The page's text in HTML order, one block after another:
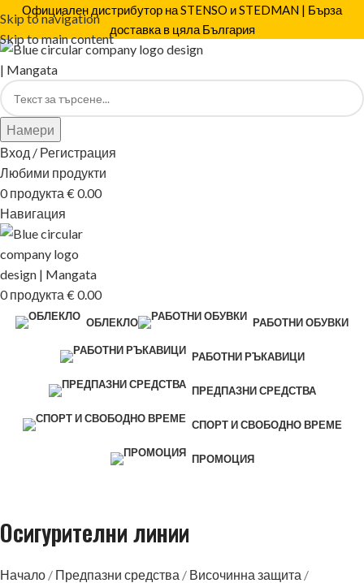
Skip to navigation
Skip to main content
Официален дистрибутор на STENSO и STEDMAN | Бърза
доставка в цяла България
Намери
Вход / Регистрация
Любими продукти
0продукта €0.00
Навигация
0продукта €0.00
ОБЛЕКЛО РАБОТНИ ОБУВКИ
РАБОТНИ РЪКАВИЦИ
ПРЕДПАЗНИ СРЕДСТВА
СПОРТ И СВОБОДНО ВРЕМЕ
ПРОМОЦИЯ
Осигурителни линии
Начало Предпазни средства
Височинна защита